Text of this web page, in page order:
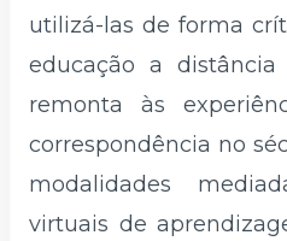
utilizá-las de forma
educação a
remonta às
correspondência no
modalidades
virtuais de